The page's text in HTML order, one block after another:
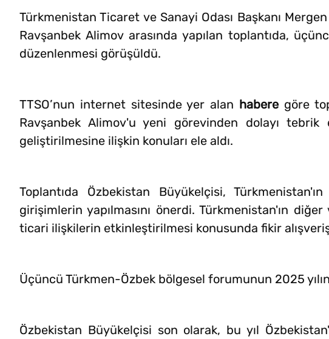
Türkmenistan Ticaret ve Sanayi Odası Başkanı
Ravşanbek Alimov arasında yapılan toplantıda,
düzenlenmesi görüşüldü.
TTSO’nun internet sitesinde yer alan haberegöre
Ravşanbek Alimov'u yeni görevinden dolayı
geliştirilmesine ilişkin konuları ele aldı.
Toplantıda Özbekistan Büyükelçisi,
girişimlerin yapılmasını önerdi. Türkmenistan'ın
ticari ilişkilerin etkinleştirilmesi konusunda fikir alışverişi
Üçüncü Türkmen-Özbek bölgesel forumunun 2025
Özbekistan Büyükelçisi son olarak, bu yıl